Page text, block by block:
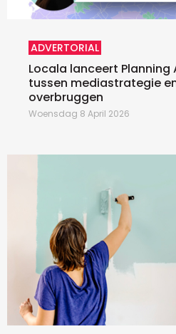
ADVERTORIAL
Locala lanceert
tussen mediastrategie
overbruggen
Woensdag 8 April 2026